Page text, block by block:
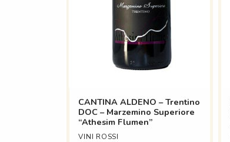
CANTINA ALDENO – Trentino
DOC – Marzemino Superiore
“Athesim Flumen”
VINI ROSSI